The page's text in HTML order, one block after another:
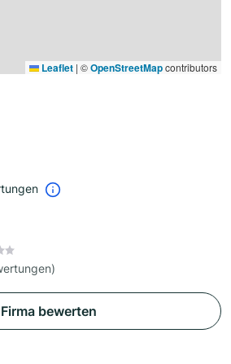
Leaflet | ©OpenStreetMapcontributors
Firma bewerten